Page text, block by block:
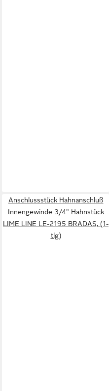
Anschlussstück Hahnanschluß
Innengewinde 3/4" Hahnstück
LIME LINE LE-2195 BRADAS, (1-
tlg)